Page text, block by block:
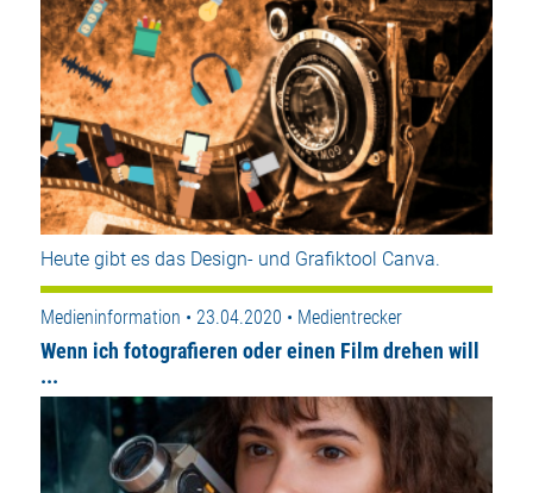
Heute gibt es das Design- und Grafiktool Canva.
Medieninformation • 23.04.2020 • Medientrecker
Wenn ich fotografieren oder einen Film drehen will
...